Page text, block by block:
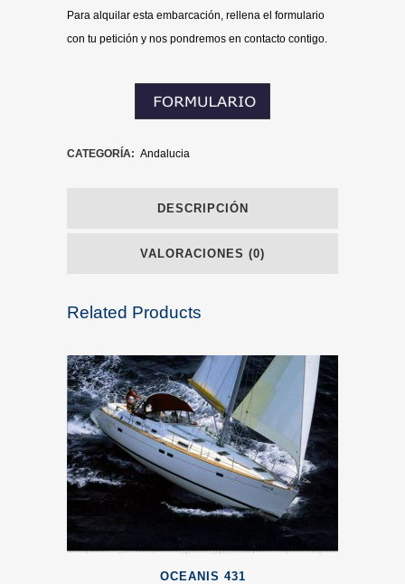
Para alquilar esta embarcación, rellena el formulario
con tu petición y nos pondremos en contacto contigo.
CATEGORÍA: Andalucia
DESCRIPCIÓN
VALORACIONES (0)
Related Products
OCEANIS 431